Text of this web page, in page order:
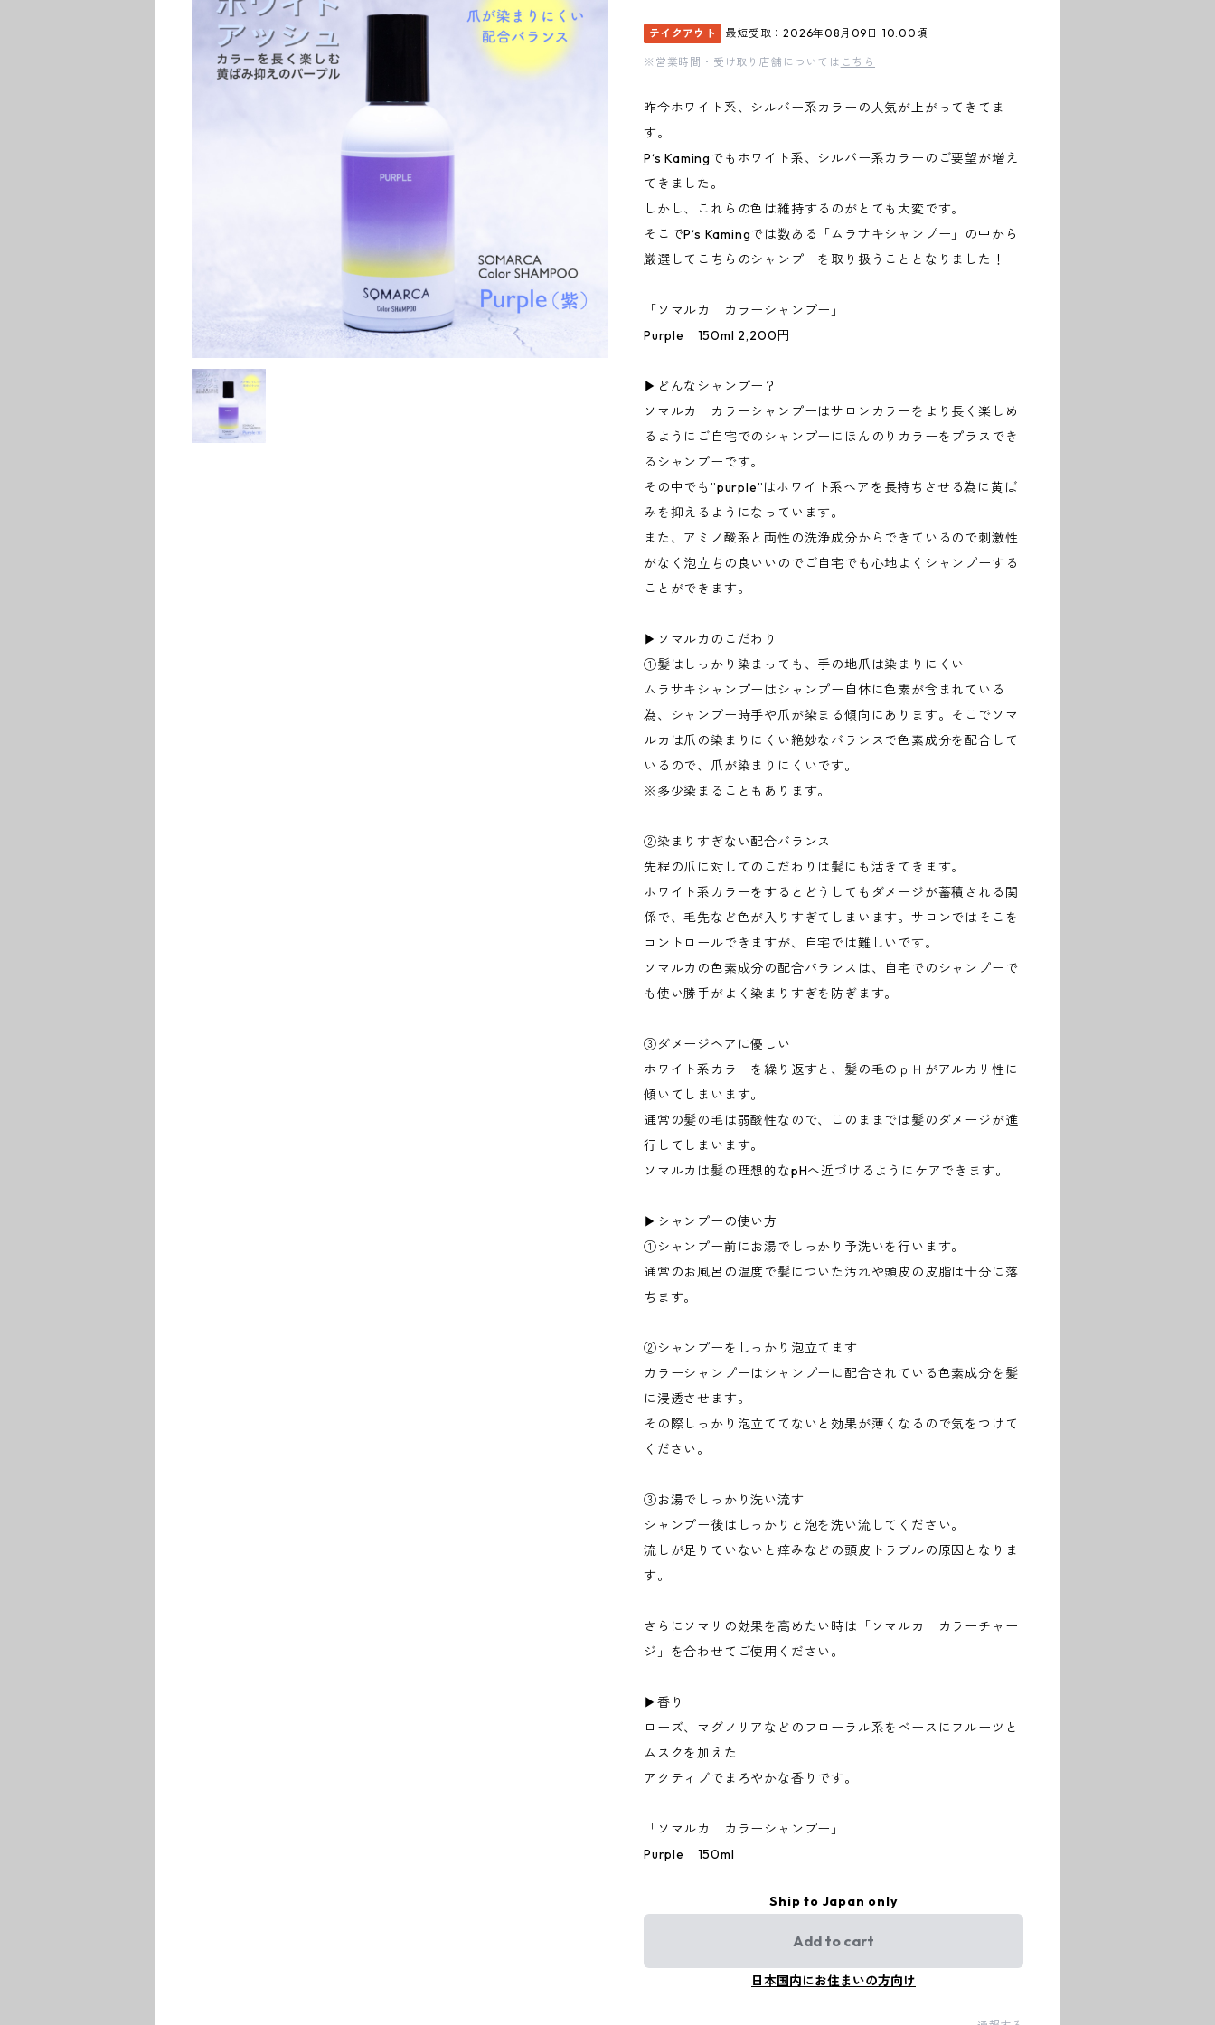
テイクアウト 最短受取：2026年08月09日 10:00頃
※営業時間・受け取り店舗については こちら
昨今ホワイト系、シルバー系カラーの人気が上がってきてま
す。
P‘s Kamingでもホワイト系、シルバー系カラーのご要望が増え
てきました。
しかし、これらの色は維持するのがとても大変です。
そこでP‘s Kamingでは数ある「ムラサキシャンプー」の中から
厳選してこちらのシャンプーを取り扱うこととなりました！
「ソマルカ カラーシャンプー」
Purple 150ml 2,200円
▶︎どんなシャンプー？
ソマルカ カラーシャンプーはサロンカラーをより長く楽しめ
るようにご自宅でのシャンプーにほんのりカラーをプラスでき
るシャンプーです。
その中でも”purple”はホワイト系ヘアを長持ちさせる為に黄ば
みを抑えるようになっています。
また、アミノ酸系と両性の洗浄成分からできているので刺激性
がなく泡立ちの良いいのでご自宅でも心地よくシャンプーする
ことができます。
▶︎ソマルカのこだわり
①髪はしっかり染まっても、手の地爪は染まりにくい
ムラサキシャンプーはシャンプー自体に色素が含まれている
為、シャンプー時手や爪が染まる傾向にあります。そこでソマ
ルカは爪の染まりにくい絶妙なバランスで色素成分を配合して
いるので、爪が染まりにくいです。
※多少染まることもあります。
②染まりすぎない配合バランス
先程の爪に対してのこだわりは髪にも活きてきます。
ホワイト系カラーをするとどうしてもダメージが蓄積される関
係で、毛先など色が入りすぎてしまいます。サロンではそこを
コントロールできますが、自宅では難しいです。
ソマルカの色素成分の配合バランスは、自宅でのシャンプーで
も使い勝手がよく染まりすぎを防ぎます。
③ダメージヘアに優しい
ホワイト系カラーを繰り返すと、髪の毛のｐＨがアルカリ性に
傾いてしまいます。
通常の髪の毛は弱酸性なので、このままでは髪のダメージが進
行してしまいます。
ソマルカは髪の理想的なpHへ近づけるようにケアできます。
▶︎シャンプーの使い方
①シャンプー前にお湯でしっかり予洗いを行います。
通常のお風呂の温度で髪についた汚れや頭皮の皮脂は十分に落
ちます。
②シャンプーをしっかり泡立てます
カラーシャンプーはシャンプーに配合されている色素成分を髪
に浸透させます。
その際しっかり泡立ててないと効果が薄くなるので気をつけて
ください。
③お湯でしっかり洗い流す
シャンプー後はしっかりと泡を洗い流してください。
流しが足りていないと痒みなどの頭皮トラブルの原因となりま
す。
さらにソマリの効果を高めたい時は「ソマルカ カラーチャー
ジ」を合わせてご使用ください。
▶︎香り
ローズ、マグノリアなどのフローラル系をベースにフルーツと
ムスクを加えた
アクティブでまろやかな香りです。
「ソマルカ カラーシャンプー」
Purple 150ml
Ship to Japan only
Add to cart
日本国内にお住まいの方向け